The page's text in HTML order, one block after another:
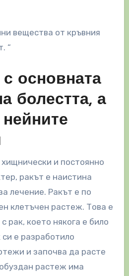
вещества от кръвния
“
основната
болестта, а
и постоянно
ракът е наистина
лечение. Ракът е по
клетъчен растеж. Това е
рак, което някога е било
е разработило
и започва да расте
растеж има